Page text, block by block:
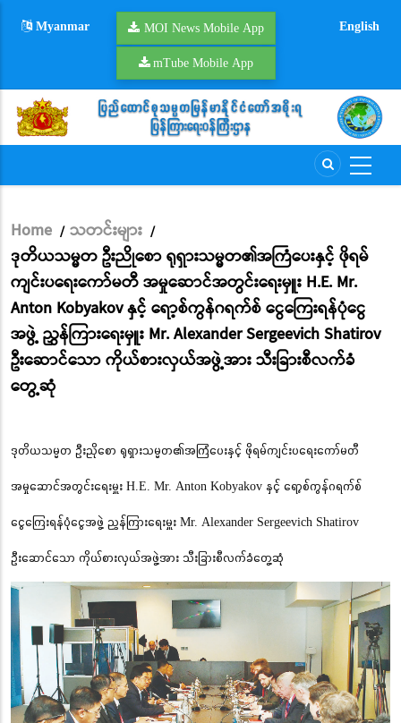
Myanmar MOI News Mobile App
mTube Mobile App
English
Breadcrumb
Home / သတင်းများ /
ဒုတိယသမ္မတ ဦးညိုစော ရုရှားသမ္မတ၏အကြံပေးနှင့် ဖိုရမ်
ကျင်းပရေးကော်မတီ အမှုဆောင်အတွင်းရေးမှူး H.E. Mr.
Anton Kobyakov နှင့် ရော့စ်ကွန်ဂရက်စ် ငွေကြေးရန်ပုံငွေ
အဖွဲ့ ညွှန်ကြားရေးမှူး Mr. Alexander Sergeevich Shatirov
ဦးဆောင်သော ကိုယ်စားလှယ်အဖွဲ့အား သီးခြားစီလက်ခံ
တွေ့ဆုံ
ဒုတိယသမ္မတ ဦးညိုစော ရုရှားသမ္မတ၏အကြံပေးနှင့် ဖိုရမ်ကျင်းပရေးကော်မတီ
အမှုဆောင်အတွင်းရေးမှူး H.E. Mr. Anton Kobyakov နှင့် ရော့စ်ကွန်ဂရက်စ်
ငွေကြေးရန်ပုံငွေအဖွဲ့ ညွှန်ကြားရေးမှူး Mr. Alexander Sergeevich Shatirov
ဦးဆောင်သော ကိုယ်စားလှယ်အဖွဲ့အား သီးခြားစီလက်ခံတွေ့ဆုံ